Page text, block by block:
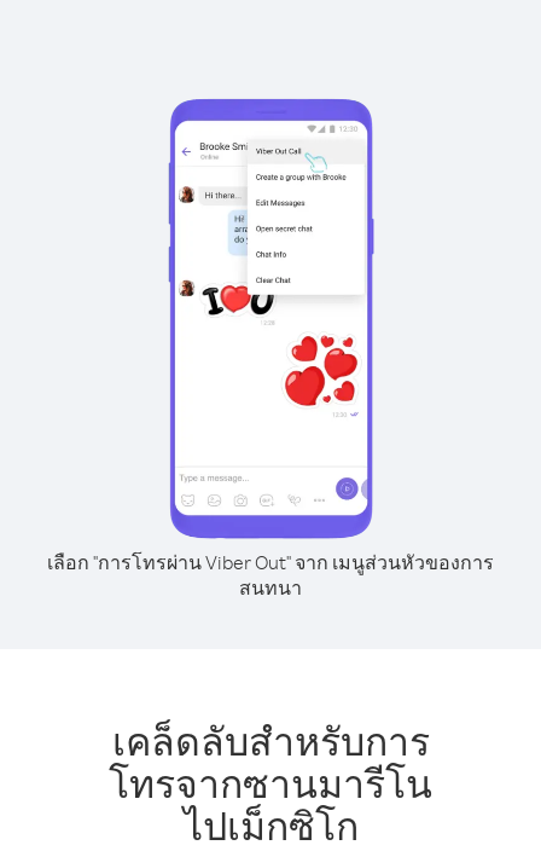
เลือก "การโทรผ่าน Viber Out" จาก เมนูส่วนหัวของการ
สนทนา
เคล็ดลับสำหรับการ
โทรจากซานมารีโน
ไปเม็กซิโก